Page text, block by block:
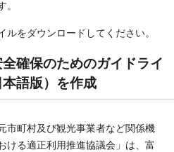
。
ルをダウンロードしてください。
全確保のためのガイドライ
語版）を作成
市町村及び観光事業者など関係機
ける適正利用推進協議会」は、富